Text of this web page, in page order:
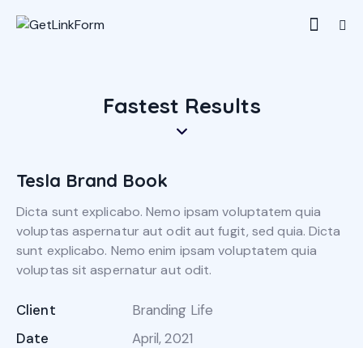
Fastest Results
Tesla Brand Book
Dicta sunt explicabo. Nemo ipsam voluptatem quia
voluptas aspernatur aut odit aut fugit, sed quia. Dicta
sunt explicabo. Nemo enim ipsam voluptatem quia
voluptas sit aspernatur aut odit.
Client
Branding Life
Date
April, 2021